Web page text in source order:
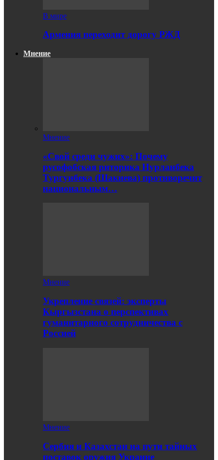
В мире
Армения переходит дорогу РЖД
Мнение
Мнение
«Свой среди чужих»: Почему
русофобская риторика Нурланбека
Тургунбека (Шакиева) противоречит
национальным…
Мнение
Укрепление связей: эксперты
Кыргызстана о перспективах
гуманитарного сотрудничества с
Россией
Мнение
Сербия и Казахстан на пути тайных
поставок оружия Украине